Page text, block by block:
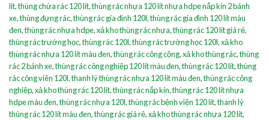
lít,thùng chứa rác 120 lít,thùng rác nhựa 120 lít nhựa hdpe nắp kín 2 bánh
xe,thùng đựng rác,thùng rác gia đình 120l,thùng rác gia đình 120 lít màu
đen,thùng rác nhựa hdpe,xả kho thùng rác nhựa,thùng rác 120 lít giá rẻ,
thùng rác trướng học,thùng rác 120l,thùng rác trường học 120l,xả kho
thùng rác nhựa 120 lít màu đen,thùng rác công cộng,xả kho thùng rác,thùng
rác 2 bánh xe,thùng rác công nghiệp 120 lít màu đen,thùng rác 120 lít,thùng
rác công viên 120l,thanh lý thùng rác nhựa 120 lít màu đen,thùng rác công
nghiệp,xả kho thùng rác 120 lít,thùng rác nắp kín,thùng rác 120 lít nhựa
hdpe màu đen,thùng rác nhựa 120l,thùng rác bệnh viện 120 lít,thanh lý
thùng rác 120 lít màu đen,thùng rác giá rẻ,xả kho thùng rác nhựa 120 lít,